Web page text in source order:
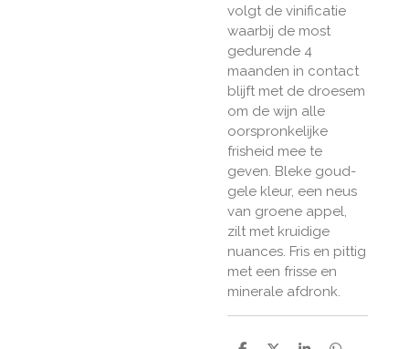
volgt de vinificatie
waarbij de most
gedurende 4
maanden in contact
blijft met de droesem
om de wijn alle
oorspronkelijke
frisheid mee te
geven. Bleke goud-
gele kleur, een neus
van groene appel,
zilt met kruidige
nuances. Fris en pittig
met een frisse en
minerale afdronk.